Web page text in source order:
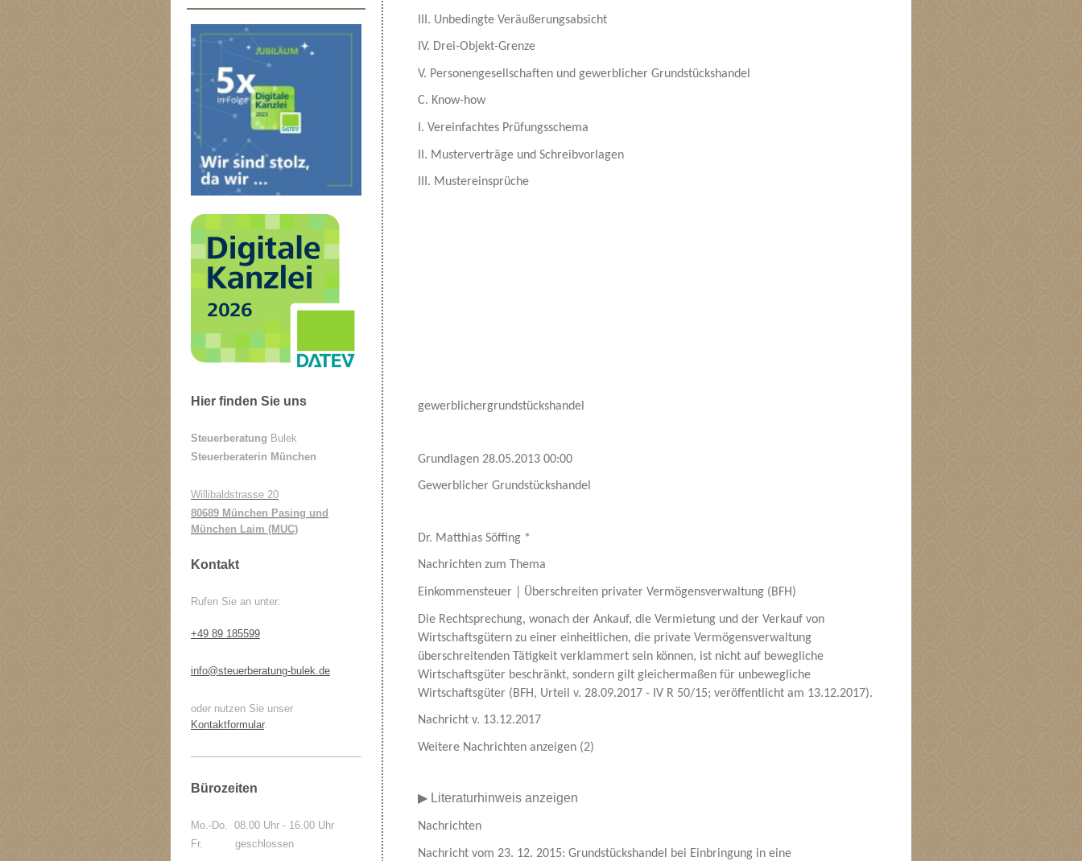
III. Unbedingte Veräußerungsabsicht
IV. Drei-Objekt-Grenze
V. Personengesellschaften und gewerblicher Grundstückshandel
C. Know-how
I. Vereinfachtes Prüfungsschema
II. Musterverträge und Schreibvorlagen
III. Mustereinsprüche
gewerblichergrundstückshandel
Grundlagen 28.05.2013 00:00
Gewerblicher Grundstückshandel
Dr. Matthias Söffing *
Nachrichten zum Thema
Einkommensteuer | Überschreiten privater Vermögensverwaltung (BFH)
Die Rechtsprechung, wonach der Ankauf, die Vermietung und der Verkauf von
Wirtschaftsgütern zu einer einheitlichen, die private Vermögensverwaltung
überschreitenden Tätigkeit verklammert sein können, ist nicht auf bewegliche
Wirtschaftsgüter beschränkt, sondern gilt gleichermaßen für unbewegliche
Wirtschaftsgüter (BFH, Urteil v. 28.09.2017 - IV R 50/15; veröffentlicht am 13.12.2017).
Nachricht v. 13.12.2017
Weitere Nachrichten anzeigen (2)
▶ Literaturhinweis anzeigen
Nachrichten
Nachricht vom 23. 12. 2015: Grundstückshandel bei Einbringung in eine
Hier finden Sie uns
Steuerberatung Bulek
Steuerberaterin München
Willibaldstrasse 20
80689 München Pasing und
München Laim (MUC)
Kontakt
Rufen Sie an unter:
+49 89 185599
info@steuerberatung-bulek.de
oder nutzen Sie unser
Kontaktformular.
Bürozeiten
Mo.-Do. 08.00 Uhr - 16.00 Uhr
Fr. geschlossen